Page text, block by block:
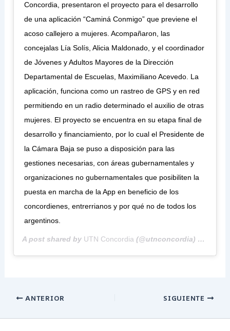
Concordia, presentaron el proyecto para el desarrollo
de una aplicación “Caminá Conmigo” que previene el
acoso callejero a mujeres. Acompañaron, las
concejalas Lía Solís, Alicia Maldonado, y el coordinador
de Jóvenes y Adultos Mayores de la Dirección
Departamental de Escuelas, Maximiliano Acevedo. La
aplicación, funciona como un rastreo de GPS y en red
permitiendo en un radio determinado el auxilio de otras
mujeres. El proyecto se encuentra en su etapa final de
desarrollo y financiamiento, por lo cual el Presidente de
la Cámara Baja se puso a disposición para las
gestiones necesarias, con áreas gubernamentales y
organizaciones no gubernamentales que posibiliten la
puesta en marcha de la App en beneficio de los
concordienes, entrerrianos y por qué no de todos los
argentinos.
A post shared by UTN Concordia (@utnconcordia) on
ANTERIOR SIGUIENTE